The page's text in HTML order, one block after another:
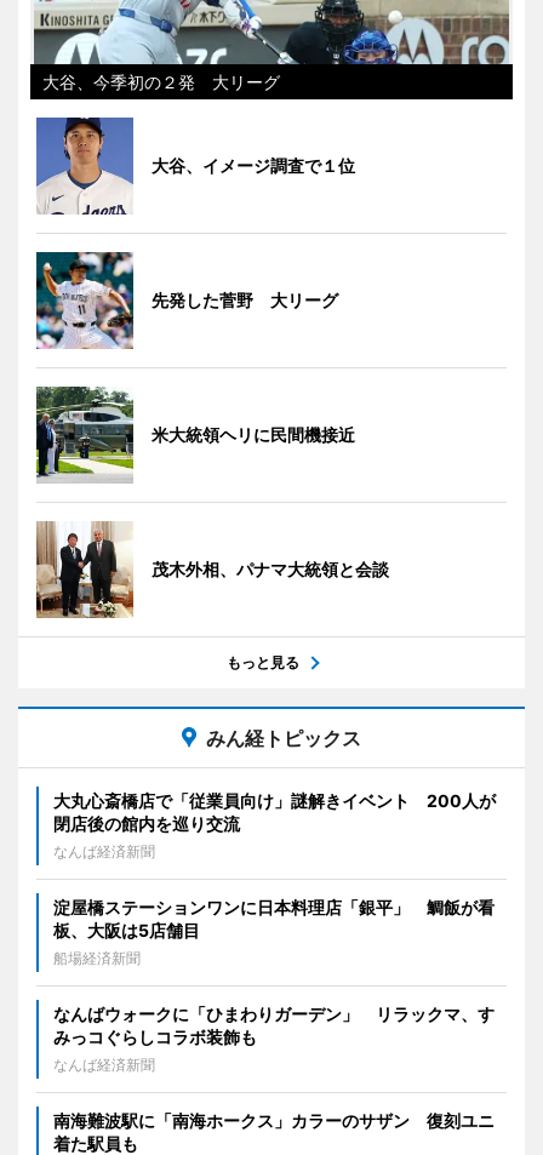
大谷、今季初の２発 大リーグ
大谷、イメージ調査で１位
先発した菅野 大リーグ
米大統領ヘリに民間機接近
茂木外相、パナマ大統領と会談
もっと見る
みん経トピックス
大丸心斎橋店で「従業員向け」謎解きイベント 200人が
閉店後の館内を巡り交流
なんば経済新聞
淀屋橋ステーションワンに日本料理店「銀平」 鯛飯が看
板、大阪は5店舗目
船場経済新聞
なんばウォークに「ひまわりガーデン」 リラックマ、す
みっコぐらしコラボ装飾も
なんば経済新聞
南海難波駅に「南海ホークス」カラーのサザン 復刻ユニ
着た駅員も